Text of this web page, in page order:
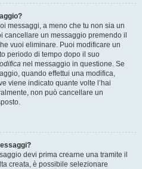
messaggi, a meno che tu non sia un
cancellare un messaggio premendo il
vuoi eliminare. Puoi modificare un
periodo di tempo dopo il suo
nel messaggio in questione. Se
quando effettui una modifica,
viene indicato quante volte l’hai
non può cancellare un
devi prima crearne una tramite il
creata, è possibile selezionare